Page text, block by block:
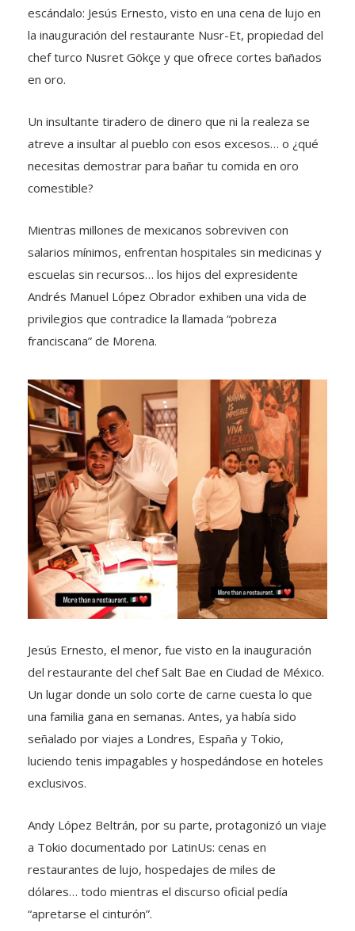
escándalo: Jesús Ernesto, visto en una cena de lujo en
la inauguración del restaurante Nusr-Et, propiedad del
chef turco Nusret Gökçe y que ofrece cortes bañados
en oro.
Un insultante tiradero de dinero que ni la realeza se
atreve a insultar al pueblo con esos excesos… o ¿qué
necesitas demostrar para bañar tu comida en oro
comestible?
Mientras millones de mexicanos sobreviven con
salarios mínimos, enfrentan hospitales sin medicinas y
escuelas sin recursos… los hijos del expresidente
Andrés Manuel López Obrador exhiben una vida de
privilegios que contradice la llamada “pobreza
franciscana” de Morena.
Jesús Ernesto, el menor, fue visto en la inauguración
del restaurante del chef Salt Bae en Ciudad de México.
Un lugar donde un solo corte de carne cuesta lo que
una familia gana en semanas. Antes, ya había sido
señalado por viajes a Londres, España y Tokio,
luciendo tenis impagables y hospedándose en hoteles
exclusivos.
Andy López Beltrán, por su parte, protagonizó un viaje
a Tokio documentado por LatinUs: cenas en
restaurantes de lujo, hospedajes de miles de
dólares… todo mientras el discurso oficial pedía
“apretarse el cinturón”.